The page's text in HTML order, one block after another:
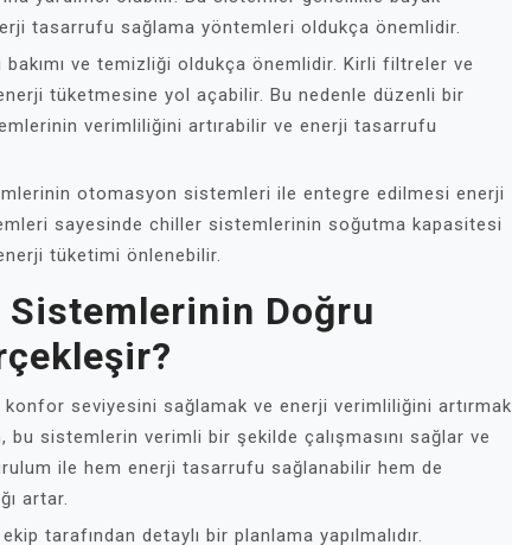
tasarrufu sağlama yöntemleri oldukça önemlidir.
ve temizliği oldukça önemlidir. Kirli filtreler ve
tüketmesine yol açabilir. Bu nedenle düzenli bir
verimliliğini artırabilir ve enerji tasarrufu
otomasyon sistemleri ile entegre edilmesi enerji
sayesinde chiller sistemlerinin soğutma kapasitesi
tüketimi önlenebilir.
Sistemlerinin Doğru
konfor seviyesini sağlamak ve enerji verimliliğini artırmak
sistemlerin verimli bir şekilde çalışmasını sağlar ve
ile hem enerji tasarrufu sağlanabilir hem de
artar.
tarafından detaylı bir planlama yapılmalıdır.